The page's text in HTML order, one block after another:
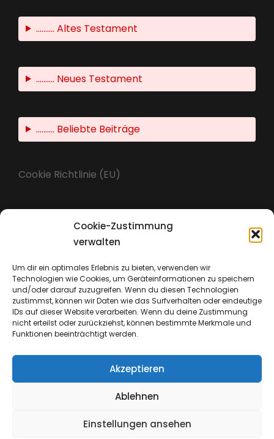
Cookie-Zustimmung
verwalten
Um dir ein optimales Erlebnis zu bieten, verwenden wir
Technologien wie Cookies, um Geräteinformationen zu speichern
und/oder darauf zuzugreifen. Wenn du diesen Technologien
zustimmst, können wir Daten wie das Surfverhalten oder eindeutige
IDs auf dieser Website verarbeiten. Wenn du deine Zustimmung
nicht erteilst oder zurückziehst, können bestimmte Merkmale und
Funktionen beeinträchtigt werden.
Akzeptieren
Ablehnen
Einstellungen ansehen
.......... Altes Testament
.......... Neues Testament
.......... Beliebte Beiträge
Cookie Richtlinie (EU)
Datenschutz